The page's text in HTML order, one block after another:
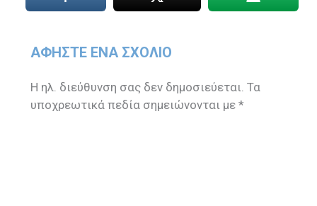
ΑΦΉΣΤΕ ΈΝΑ ΣΧΌΛΙΟ
Η ηλ. διεύθυνση σας δεν δημοσιεύεται. Τα
υποχρεωτικά πεδία σημειώνονται με*